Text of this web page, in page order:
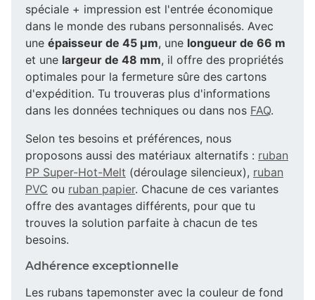
spéciale + impression est l'entrée économique
dans le monde des rubans personnalisés. Avec
une épaisseur de 45 µm, une longueur de 66 m
et une largeur de 48 mm, il offre des propriétés
optimales pour la fermeture sûre des cartons
d'expédition. Tu trouveras plus d'informations
dans les données techniques ou dans nos FAQ.
Selon tes besoins et préférences, nous
proposons aussi des matériaux alternatifs : ruban
PP Super-Hot-Melt (déroulage silencieux), ruban
PVC ou ruban papier. Chacune de ces variantes
offre des avantages différents, pour que tu
trouves la solution parfaite à chacun de tes
besoins.
Adhérence exceptionnelle
Les rubans tapemonster avec la couleur de fond